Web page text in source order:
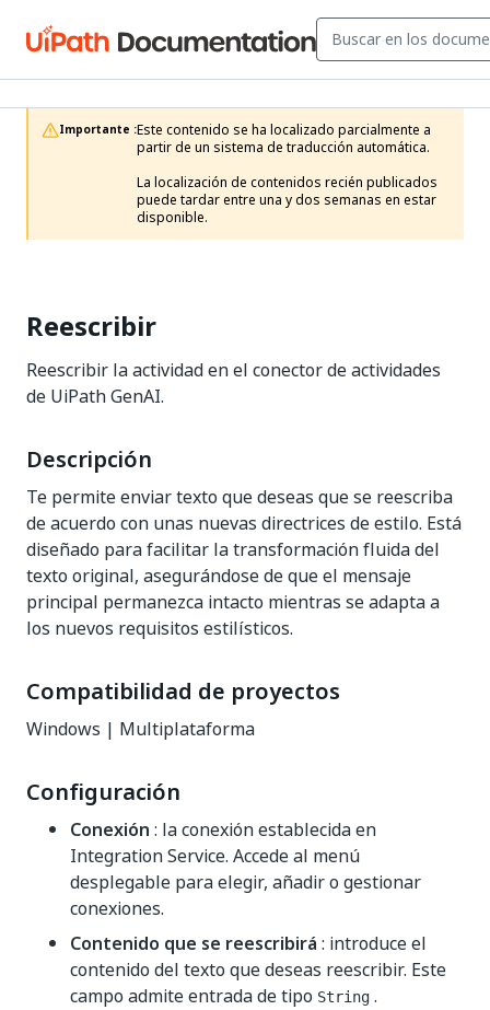
Importante :Este contenido se ha localizado parcialmente a
partir de un sistema de traducción automática.
La localización de contenidos recién publicados
puede tardar entre una y dos semanas en estar
disponible.
Reescribir
Reescribir la actividad en el conector de actividades
de UiPath GenAI.
Descripción
Te permite enviar texto que deseas que se reescriba
de acuerdo con unas nuevas directrices de estilo. Está
diseñado para facilitar la transformación fluida del
texto original, asegurándose de que el mensaje
principal permanezca intacto mientras se adapta a
los nuevos requisitos estilísticos.
Compatibilidad de proyectos
Windows | Multiplataforma
Configuración
Conexión : la conexión establecida en
Integration Service. Accede al menú
desplegable para elegir, añadir o gestionar
conexiones.
Contenido que se reescribirá : introduce el
contenido del texto que deseas reescribir. Este
campo admite entrada de tipo String .